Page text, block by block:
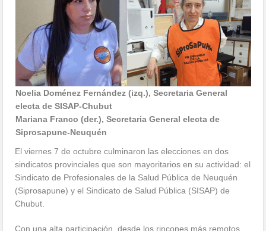
Noelia Doménez Fernández (izq.), Secretaria General
electa de SISAP-Chubut
Mariana Franco (der.), Secretaria General electa de
Siprosapune-Neuquén
El viernes 7 de octubre culminaron las elecciones en dos
sindicatos provinciales que son mayoritarios en su actividad: el
Sindicato de Profesionales de la Salud Pública de Neuquén
(Siprosapune) y el Sindicato de Salud Pública (SISAP) de
Chubut.
Con una alta participación, desde los rincones más remotos